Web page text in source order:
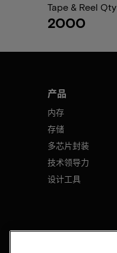
Tape & Reel Qty
2000
产品
内存
存储
多芯片封装
技术领导力
设计工具